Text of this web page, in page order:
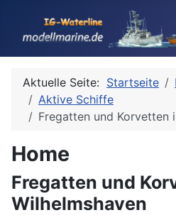
Aktuelle Seite: Startseite
Aktive Schiffe
Fregatten und Korvetten
Home
Fregatten und
Wilhelmshaven